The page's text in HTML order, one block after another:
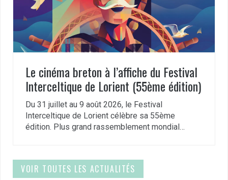
Le cinéma breton à l’affiche du Festival
Interceltique de Lorient (55ème édition)
Du 31 juillet au 9 août 2026, le Festival
Interceltique de Lorient célèbre sa 55ème
édition. Plus grand rassemblement mondial…
VOIR TOUTES LES ACTUALITÉS